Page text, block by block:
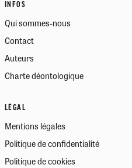
INFOS
Qui sommes-nous
Contact
Auteurs
Charte déontologique
LÉGAL
Mentions légales
Politique de confidentialité
Politique de cookies